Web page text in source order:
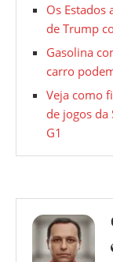
Os
de Trump
Gasolina
carro
Veja como
de jogos da
G1